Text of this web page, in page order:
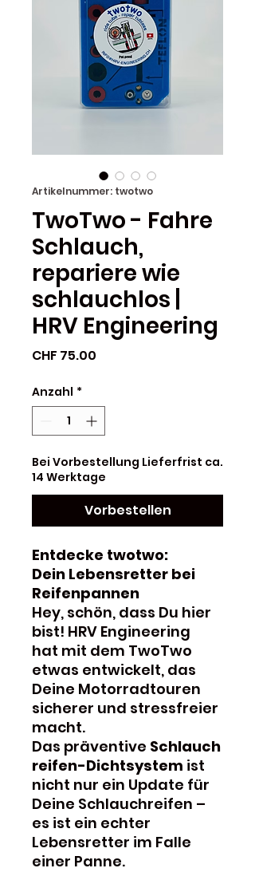
Artikelnummer: twotwo
TwoTwo - Fahre
Schlauch,
repariere wie
schlauchlos |
HRV Engineering
CHF 75.00
Anzahl *
Bei Vorbestellung Lieferfrist ca.
14 Werktage
Vorbestellen
Entdecke twotwo:
Dein Lebensretter bei
Reifenpannen
Hey, schön, dass Du hier
bist! HRV Engineering
hat mit dem TwoTwo
etwas entwickelt, das
Deine Motorradtouren
sicherer und stressfreier
macht.
Das präventive Schlauch
reifen-Dichtsystem ist
nicht nur ein Update für
Deine Schlauchreifen –
es ist ein echter
Lebensretter im Falle
einer Panne.